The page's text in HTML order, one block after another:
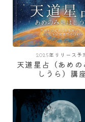
2025年リリース予
天道星占（あめの
しうら）講